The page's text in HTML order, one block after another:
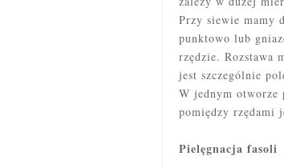
Przy siewie mamy
punktowo lub
rzędzie. Rozstawa
jest szczególnie
W jednym otworze
pomiędzy rzędami
Pielęgnacja fasoli